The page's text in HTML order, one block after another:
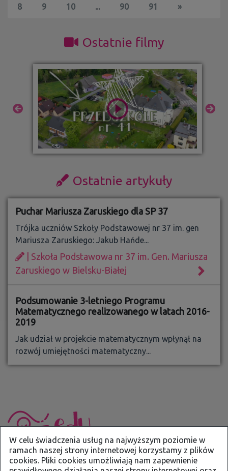
W celu świadczenia usług na najwyższym poziomie w
ramach naszej strony internetowej korzystamy z plików
cookies. Pliki cookies umożliwiają nam zapewnienie
8 9 10 ... 90 91 »
Ostatnie filmy
Ostatnie artykuły
Puchar Mariusza Zaruskiego dla SP 37
Trójka uczniów Szkoły Podstawowej nr 37 im. gen
Mariusza Zaruskiego: Jakub Hańde...
| Szkoła Podstawowa nr 37 im. Gen. Mariusza
Zaruskiego w Bielsku-Białej
Podsumowanie 3-letniego Programu
Matematycznego realizowanego w latach 2016-
2019
Jak udział w projekcie matematycznym wpłynął na
rozwój umiejętności matematyczny...
kontakt@eduportal.bielsko.pl